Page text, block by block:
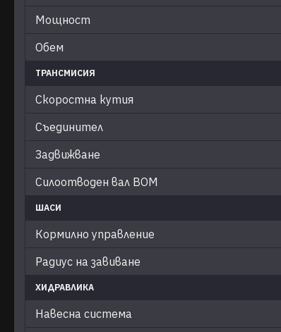
Мощност
Обем
ТРАНСМИСИЯ
Скоростна кутия
Съединител
Задвижване
Силоотводен вал ВОМ
ШАСИ
Кормилно управление
Радиус на завиване
ХИДРАВЛИКА
Навесна система